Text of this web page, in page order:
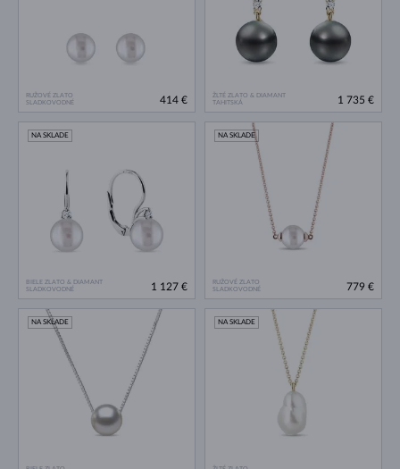
RUŽOVÉ ZLATO
SLADKOVODNÉ
414 €
ŽLTÉ ZLATO & DIAMANT
TAHITSKÁ
1 735 €
BIELE ZLATO & DIAMANT
SLADKOVODNÉ
NA SKLADE
1 127 €
RUŽOVÉ ZLATO
SLADKOVODNÉ
NA SKLADE
779 €
NA SKLADE NA SKLADE